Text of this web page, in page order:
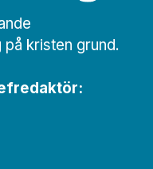
kristen grund.